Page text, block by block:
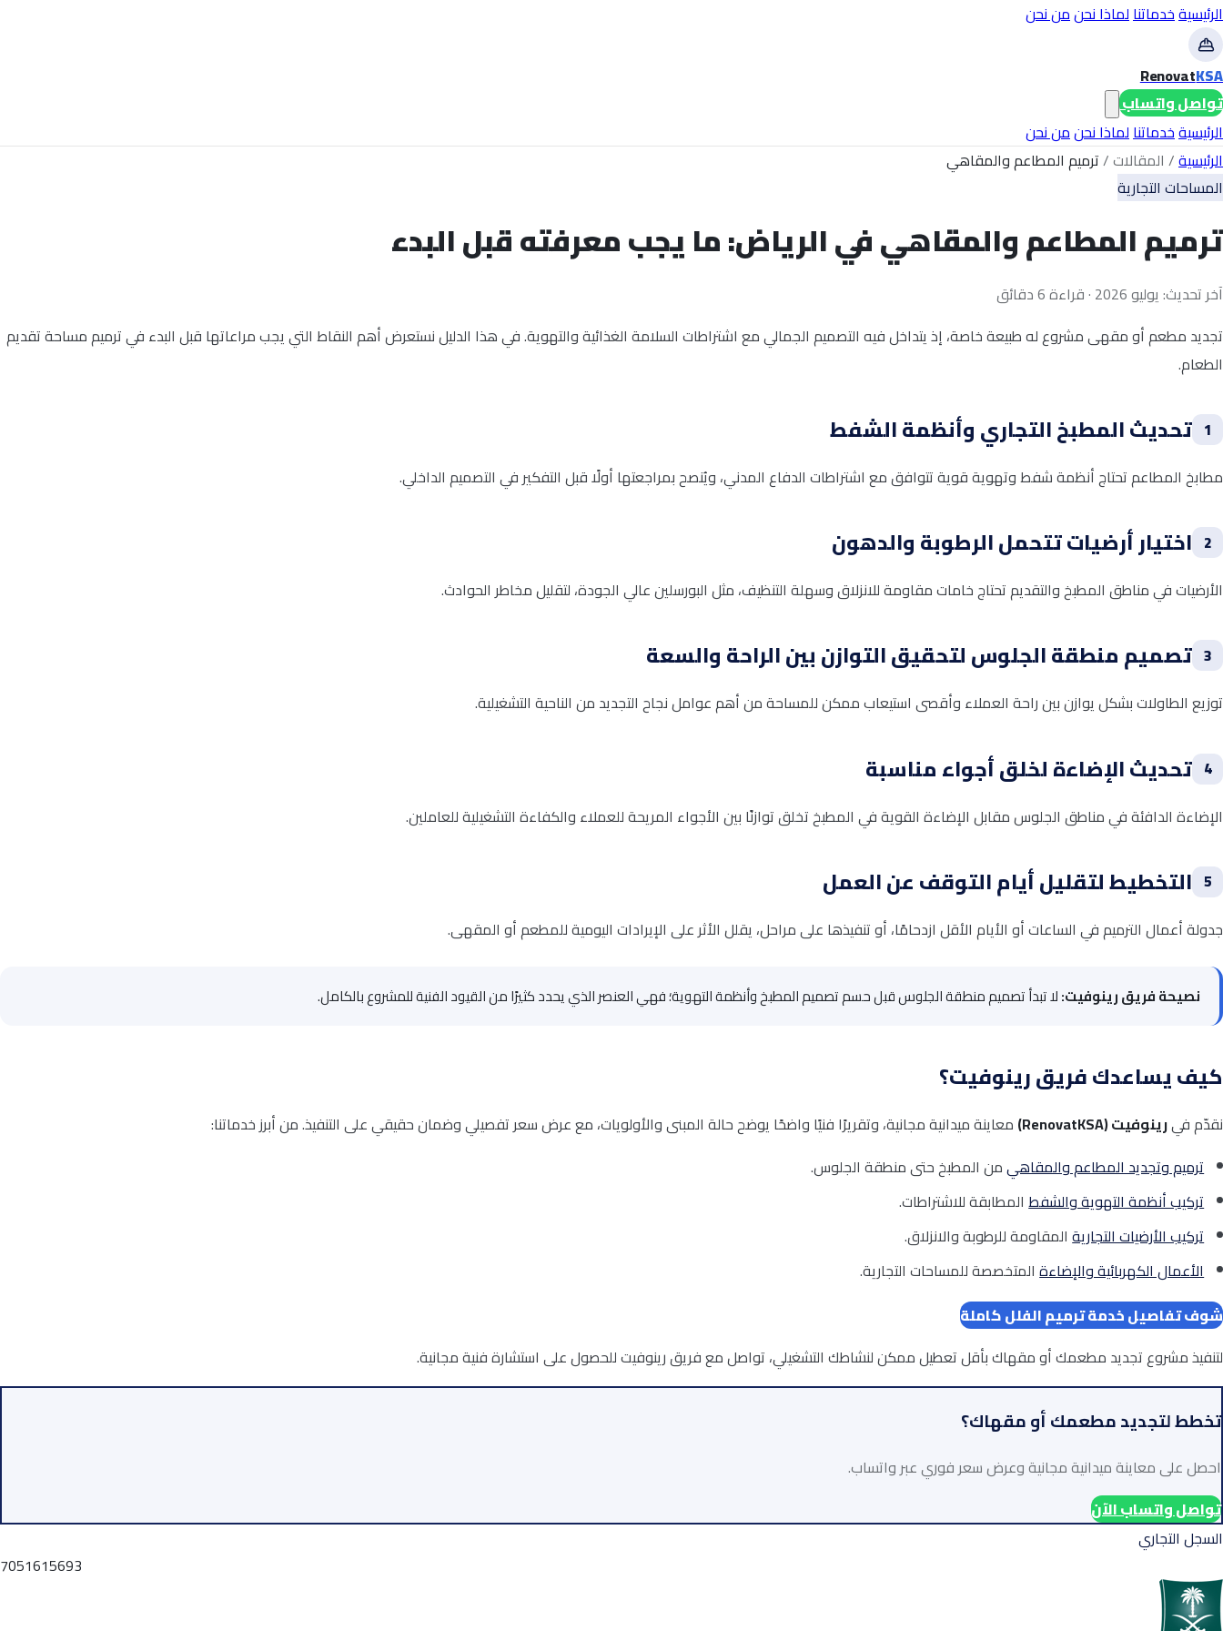
الرئيسيةخدماتنالماذا نحنمن نحن
RenovatKSA
تواصل واتساب
الرئيسيةخدماتنالماذا نحنمن نحن
الرئيسية/ المقالات/ترميم المطاعم والمقاهي
المساحات التجارية
ترميم المطاعم والمقاهي في الرياض: ما يجب معرفته قبل البدء
آخر تحديث: يوليو 2026 · قراءة 6 دقائق
تجديد مطعم أو مقهى مشروع له طبيعة خاصة، إذ يتداخل فيه التصميم الجمالي مع اشتراطات السلامة الغذائية والتهوية. في هذا الدليل نستعرض أهم النقاط التي يجب مراعاتها قبل البدء في ترميم مساحة تقديم
الطعام.
1 تحديث المطبخ التجاري وأنظمة الشفط
مطابخ المطاعم تحتاج أنظمة شفط وتهوية قوية تتوافق مع اشتراطات الدفاع المدني، ويُنصح بمراجعتها أولًا قبل التفكير في التصميم الداخلي.
2 اختيار أرضيات تتحمل الرطوبة والدهون
الأرضيات في مناطق المطبخ والتقديم تحتاج خامات مقاومة للانزلاق وسهلة التنظيف، مثل البورسلين عالي الجودة، لتقليل مخاطر الحوادث.
3 تصميم منطقة الجلوس لتحقيق التوازن بين الراحة والسعة
توزيع الطاولات بشكل يوازن بين راحة العملاء وأقصى استيعاب ممكن للمساحة من أهم عوامل نجاح التجديد من الناحية التشغيلية.
4 تحديث الإضاءة لخلق أجواء مناسبة
الإضاءة الدافئة في مناطق الجلوس مقابل الإضاءة القوية في المطبخ تخلق توازنًا بين الأجواء المريحة للعملاء والكفاءة التشغيلية للعاملين.
5 التخطيط لتقليل أيام التوقف عن العمل
جدولة أعمال الترميم في الساعات أو الأيام الأقل ازدحامًا، أو تنفيذها على مراحل، يقلل الأثر على الإيرادات اليومية للمطعم أو المقهى.
نصيحة فريق رينوفيت:لا تبدأ تصميم منطقة الجلوس قبل حسم تصميم المطبخ وأنظمة التهوية؛ فهي العنصر الذي يحدد كثيرًا من القيود الفنية للمشروع بالكامل.
كيف يساعدك فريق رينوفيت؟
نقدّم فيرينوفيت (RenovatKSA)
معاينة ميدانية مجانية، وتقريرًا فنيًا واضحًا يوضح حالة المبنى والأولويات، مع عرض سعر تفصيلي وضمان حقيقي على التنفيذ. من أبرز خدماتنا:
ترميم وتجديد المطاعم والمقاهيمن المطبخ حتى منطقة الجلوس.
تركيب أنظمة التهوية والشفطالمطابقة للاشتراطات.
تركيب الأرضيات التجاريةالمقاومة للرطوبة والانزلاق.
الأعمال الكهربائية والإضاءةالمتخصصة للمساحات التجارية.
شوف تفاصيل خدمة ترميم الفلل كاملة
لتنفيذ مشروع تجديد مطعمك أو مقهاك بأقل تعطيل ممكن لنشاطك التشغيلي، تواصل مع فريق رينوفيت للحصول على استشارة فنية مجانية.
تخطط لتجديد مطعمك أو مقهاك؟
احصل على معاينة ميدانية مجانية وعرض سعر فوري عبر واتساب.
تواصل واتساب الآن
السجل التجاري
7051615693